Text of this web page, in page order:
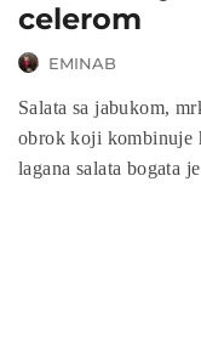
celerom
EMINAB
Salata sa jabukom,
obrok koji kombinuje
lagana salata bogata